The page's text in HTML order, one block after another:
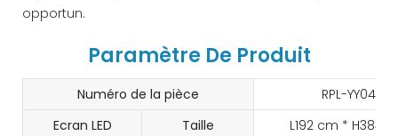
opportun.
Paramètre De Produit
Numéro de la pièce
RPL-YY04
Ecran LED
Taille
L192 cm * H384